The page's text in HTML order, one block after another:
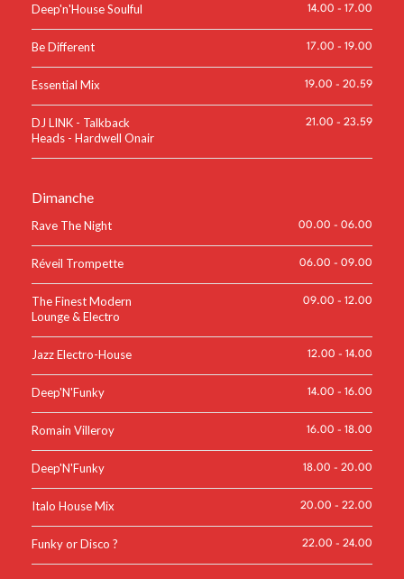
Deep'n'House Soulful 14.00 - 17.00
Be Different 17.00 - 19.00
Essential Mix 19.00 - 20.59
DJ LINK - Talkback
Heads - Hardwell Onair
21.00 - 23.59
Dimanche
Rave The Night 00.00 - 06.00
Réveil Trompette 06.00 - 09.00
The Finest Modern
Lounge & Electro
09.00 - 12.00
Jazz Electro-House 12.00 - 14.00
Deep'N'Funky 14.00 - 16.00
Romain Villeroy 16.00 - 18.00
Deep'N'Funky 18.00 - 20.00
Italo House Mix 20.00 - 22.00
Funky or Disco ? 22.00 - 24.00